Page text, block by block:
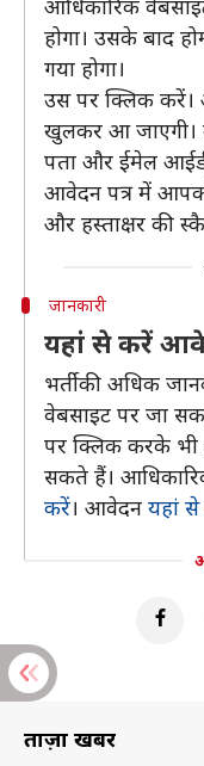
आधिकारिक
होगा। उसके बाद
गया होगा।
उस पर क्लिक
खुलकर आ जाएगी।
पता और ईमेल
आवेदन पत्र में
और हस्ताक्षर की
जानकारी
यहां से करें
भर्ती की अधिक
वेबसाइट पर जा
पर क्लिक करके भी
सकते हैं।
करें। आवेदन यहां
ताज़ा खबरें